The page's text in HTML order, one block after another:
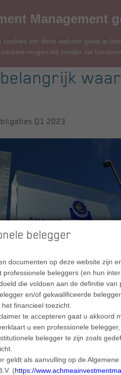
Beleggingsfondsen
Management
om deze website goed te
cookies mogen wij zonder uw
belegger
documenten op deze website zijn
professionele beleggers (en hun
die voldoen aan de definitie van
en/of gekwalificeerde
financieel toezicht.
te accepteren gaat u akkoord
u een professionele
belegger te zijn zoals
geldt als aanvulling op de
(https://
Q1 2023
Bank in de Verenigde Staten
worden. De situatie is
banken blijft. De ECB richt
ondanks de toenemende